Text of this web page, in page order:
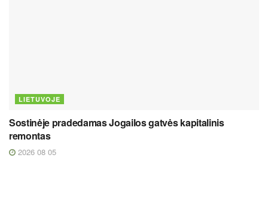
LIETUVOJE
Sostinėje pradedamas Jogailos gatvės kapitalinis
remontas
2026 08 05